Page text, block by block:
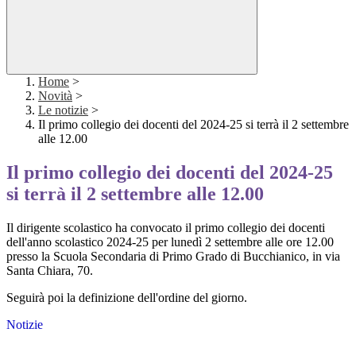
Home >
Novità >
Le notizie >
Il primo collegio dei docenti del 2024-25 si terrà il 2 settembre
alle 12.00
Il primo collegio dei docenti del 2024-25
si terrà il 2 settembre alle 12.00
Il dirigente scolastico ha convocato il primo collegio dei docenti
dell'anno scolastico 2024-25 per lunedì 2 settembre alle ore 12.00
presso la Scuola Secondaria di Primo Grado di Bucchianico, in via
Santa Chiara, 70.
Seguirà poi la definizione dell'ordine del giorno.
Notizie